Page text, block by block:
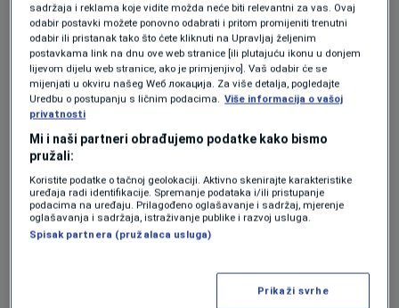
Program N1 televizije možete pratiti UŽIVO na
linkukao i putem aplikacija zaAndroid|iPhone/iPad
sadržaja i reklama koje vidite možda neće biti relevantni za vas. Ovaj
odabir postavki možete ponovno odabrati i pritom promijeniti trenutni
odabir ili pristanak tako što ćete kliknuti na Upravljaj željenim
postavkama link na dnu ove web stranice [ili plutajuću ikonu u donjem
lijevom dijelu web stranice, ako je primjenjivo]. Vaš odabir će se
mijenjati u okviru našeg Wеб локација. Za više detalja, pogledajte
Uredbu o postupanju s ličnim podacima. Više informacija o vašoj
privatnosti
Mi i naši partneri obrađujemo podatke kako bismo
pružali:
Koristite podatke o tačnoj geolokaciji. Aktivno skenirajte karakteristike
uređaja radi identifikacije. Spremanje podataka i/ili pristupanje
podacima na uređaju. Prilagođeno oglašavanje i sadržaj, mjerenje
oglašavanja i sadržaja, istraživanje publike i razvoj usluga.
Spisak partnera (pružalaca usluga)
Prikaži svrhe